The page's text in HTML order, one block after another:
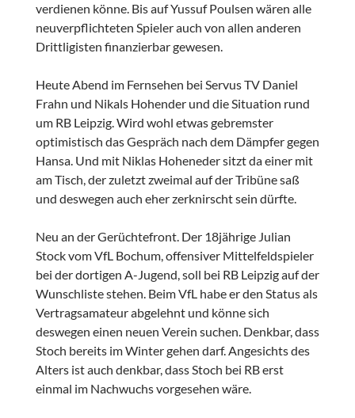
verdienen könne. Bis auf Yussuf Poulsen wären alle
neuverpflichteten Spieler auch von allen anderen
Drittligisten finanzierbar gewesen.
Heute Abend im Fernsehen bei Servus TV Daniel
Frahn und Nikals Hohender und die Situation rund
um RB Leipzig. Wird wohl etwas gebremster
optimistisch das Gespräch nach dem Dämpfer gegen
Hansa. Und mit Niklas Hoheneder sitzt da einer mit
am Tisch, der zuletzt zweimal auf der Tribüne saß
und deswegen auch eher zerknirscht sein dürfte.
Neu an der Gerüchtefront. Der 18jährige Julian
Stock vom VfL Bochum, offensiver Mittelfeldspieler
bei der dortigen A-Jugend, soll bei RB Leipzig auf der
Wunschliste stehen. Beim VfL habe er den Status als
Vertragsamateur abgelehnt und könne sich
deswegen einen neuen Verein suchen. Denkbar, dass
Stoch bereits im Winter gehen darf. Angesichts des
Alters ist auch denkbar, dass Stoch bei RB erst
einmal im Nachwuchs vorgesehen wäre.